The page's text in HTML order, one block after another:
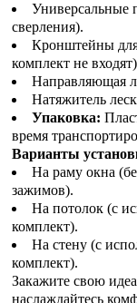
Универсальные
сверления).
Кронштейны
комплект не
Направляющая
Натяжитель
Упаковка:
время
Варианты
На раму окна
зажимов).
На потолок (с
комплект).
На стену (с
комплект).
Закажите свою
наслаждайтесь